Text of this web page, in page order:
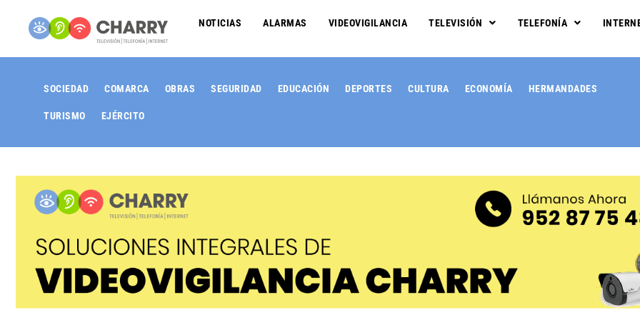
NOTICIAS ALARMAS VIDEOVIGILANCIA TELEVISIÓN TELEFONÍA
SOCIEDAD COMARCA OBRAS SEGURIDAD EDUCACIÓN DEPORTES CULTURA ECONOMÍA HERMANDADES
TURISMO EJÉRCITO